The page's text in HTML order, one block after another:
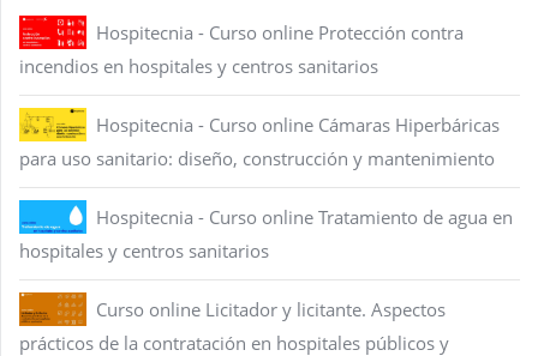
Hospitecnia - Curso online Protección contra
incendios en hospitales y centros sanitarios
Hospitecnia - Curso online Cámaras Hiperbáricas
para uso sanitario: diseño, construcción y mantenimiento
Hospitecnia - Curso online Tratamiento de agua en
hospitales y centros sanitarios
Curso online Licitador y licitante. Aspectos
prácticos de la contratación en hospitales públicos y